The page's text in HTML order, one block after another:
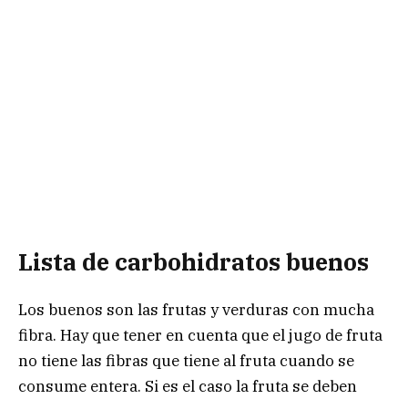
Lista de carbohidratos buenos
Los buenos son las frutas y verduras con mucha
fibra. Hay que tener en cuenta que el jugo de fruta
no tiene las fibras que tiene al fruta cuando se
consume entera. Si es el caso la fruta se deben